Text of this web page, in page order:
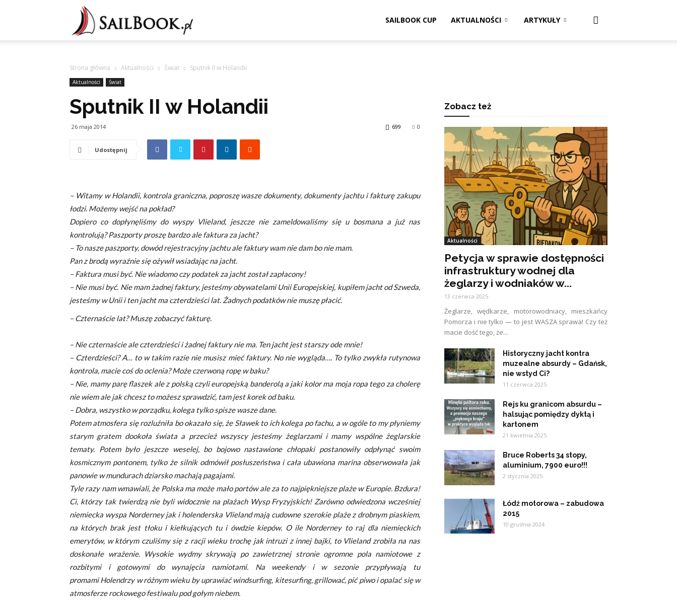
SAILBOOK CUP AKTUALNOŚCI ARTYKUŁY
Strona główna Aktualności Świat Sputnik II w Holandii
Aktualności Świat
Sputnik II w Holandii
26 maja 2014 0
699
Udostępnij
– Witamy w Holandii, kontrola graniczna, poproszę wasze dokumenty, dokumenty jachtu i fakturę zakupu
łodzi. Możemy wejść na pokład?
Dopiero co dopłynęliśmy do wyspy Vlieland, jeszcze nie zameldowaliśmy się u bosmana a już nas
kontrolują? Paszporty proszę bardzo ale faktura za jacht?
– To nasze paszporty, dowód rejestracyjny jachtu ale faktury wam nie dam bo nie mam.
Pan z brodą wyraźnie się ożywił wsiadając na jacht.
– Faktura musi być. Nie wiadomo czy podatek za jacht został zapłacony!
– Nie musi być. Nie mam żadnej faktury, jesteśmy obywatelami Unii Europejskiej, kupiłem jacht od Szweda,
jesteśmy w Unii i ten jacht ma czterdzieści lat. Żadnych podatków nie muszę płacić.
– Czternaście lat? Muszę zobaczyć fakturę.
– Nie czternaście ale czterdzieści i żadnej faktury nie ma. Ten jacht jest starszy ode mnie!
– Czterdzieści? A… to w takim razie nie musisz mieć faktury. No nie wygląda…. To tylko zwykła rutynowa
kontrola, macie coś do oclenia? Może czerwoną ropę w baku?
– Nie, mamy parę flaszek ale z polską czyli europejską banderolą a jaki kolor ma moja ropa tego za cholerę
nie wiem ale jak chcesz to możesz sprawdzić, tam jest korek od baku.
– Dobra, wszystko w porządku, kolega tylko spisze wasze dane.
Potem atmosfera się rozluźniła bo okazało się, że Sławek to ich kolega po fachu, a w ogóle to my płyniemy
starym gratem dookoła świata a przecież wszyscy jesteśmy żeglarzami i mamy wspólne żeglarskie
tematy. Potem było jeszcze weselej, bo bojowo nastawione chłopaki postanowiły odpłynąć swoim
kosmicznym pontonem, tylko że silnik odmówił posłuszeństwa i cała ubawiona marina obserwowała jak
panowie w mundurach dziarsko machają pagajami.
Tyle razy nam wmawiali, że Polska ma może mało portów ale za to najpiękniejsze plaże w Europie. Bzdura!
Ci, którzy tak twierdzą nie byli widocznie na plażach Wysp Fryzyjskich! Zarówno odwiedzona wcześniej
niemiecka wyspa Norderney jak i holenderska Vlieland mają cudowne szerokie plaże z drobnym piaskiem,
na których brak jest tłoku i kiełkujących tu i ówdzie kiepów. O ile Norderney to raj dla niemieckich
emerytów, w którym czuliśmy się z racji wieku trochę jak intruzi z innej bajki, to Vlieland zrobiła na nas
doskonałe wrażenie. Wysokie wydmy skrywają po zawietrznej stronie ogromne pola namiotowe z
rozbitymi i gotowymi do wynajęcia namiotami. Na weekendy i w sezonie przypływają tu
promami Holendrzy w różnym wieku by uprawiać windsurfing, kitesurfing, grillować, pić piwo i opalać się w
atmosferze rockowego festiwalu pod gołym niebem.
Zobacz też
Aktualności
Petycja w sprawie dostępności
infrastruktury wodnej dla
żeglarzy i wodniaków w...
13 czerwca 2025
Żeglarze, wędkarze, motorowodniacy, mieszkańcy
Pomorza i nie tylko — to jest WASZA sprawa! Czy też
macie dość tego, że...
Historyczny jacht kontra
muzealne absurdy – Gdańsk,
nie wstyd Ci?
11 czerwca 2025
Rejs ku granicom absurdu –
halsując pomiędzy dyktą i
kartonem
21 kwietnia 2025
Bruce Roberts 34 stopy,
aluminium, 7900 euro!!!
2 stycznia 2025
Łódź motorowa – zabudowa
2015
10 grudnia 2024